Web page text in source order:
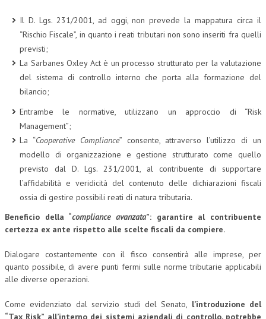
Il D. Lgs. 231/2001, ad oggi, non prevede la mappatura circa il
“Rischio Fiscale”, in quanto i reati tributari non sono inseriti fra quelli
previsti;
La Sarbanes Oxley Act è un processo strutturato per la valutazione
del sistema di controllo interno che porta alla formazione del
bilancio;
Entrambe le normative, utilizzano un approccio di “Risk
Management”;
La “Cooperative Compliance” consente, attraverso l’utilizzo di un
modello di organizzazione e gestione strutturato come quello
previsto dal D. Lgs. 231/2001, al contribuente di supportare
l’affidabilità e veridicità del contenuto delle dichiarazioni fiscali
ossia di gestire possibili reati di natura tributaria.
Beneficio della “compliance avanzata”: garantire al contribuente
certezza ex ante rispetto alle scelte fiscali da compiere.
Dialogare costantemente con il fisco consentirà alle imprese, per
quanto possibile, di avere punti fermi sulle norme tributarie applicabili
alle diverse operazioni.
Come evidenziato dal servizio studi del Senato, l’introduzione del
“Tax Risk” all’interno dei sistemi aziendali di controllo, potrebbe